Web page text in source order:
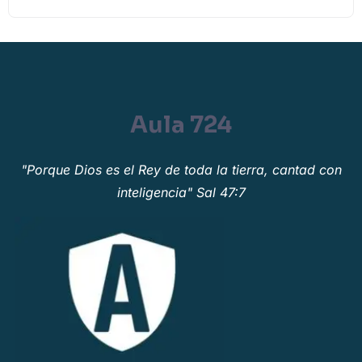
Aula 724
"Porque Dios es el Rey de toda la tierra, cantad con
inteligencia" Sal 47:7